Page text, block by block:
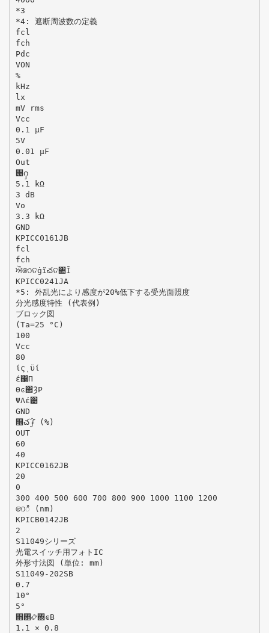
*3
*4: 遮断周波数の定義
fcl
fch
Pdc
VON
%
kHz
lx
mV rms
Vcc
0.1 μF
5V
0.01 μF
Out
੄ႁ
5.1 kΩ
3 dB
Vo
3.3 kΩ
GND
KPICC0161JB
fcl
fch
ਔ෨ତġĩచତ৊Ī
KPICC0241JA
*5: 外乱光により感度が20%低下する受光面照度
分光感度特性 (代表例)
ブロック図
(Ta=25 °C)
100
Vcc
80
ίςͺϋί
έ΁Π
Θͼ΂ȜΡ
ΨΛέ͹
GND
௖చۜഽ (%)
OUT
60
40
KPICC0162JB
20
0
300 400 500 600 700 800 900 1000 1100 1200
෨ಿ (nm)
KPICB0142JB
2
S11049シリーズ
光電スイッチ用フォトIC
外形寸法図 (単位: mm)
S11049-202SB
0.7
10°
5°
਋࢕࿂΍ͼΒ
1.1 × 0.8